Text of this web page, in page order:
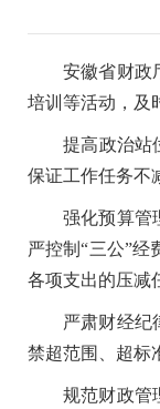
安徽省财政厅
培训等活动，及
提高政治站位
保证工作任务不
强化预算管理
严控制“三公”
各项支出的压减
严肃财经纪律
禁超范围、超标
规范财政管理